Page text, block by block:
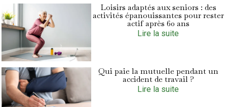
Loisirs adaptés aux seniors : des
activités épanouissantes pour rester
actif après 60 ans
Lire la suite
Qui paie la mutuelle pendant un
accident de travail ?
Lire la suite